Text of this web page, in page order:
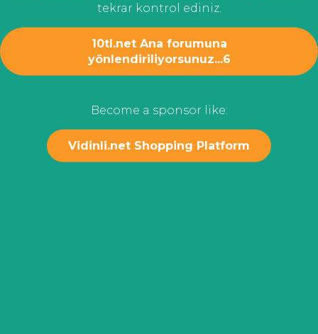
tekrar kontrol ediniz.
10tl.net Ana forumuna
yönlendiriliyorsunuz...6
Become a sponsor like:
Vidinli.net Shopping Platform